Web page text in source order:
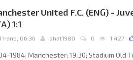
Walsh
United F.C. (ENG) -
1:1
11-апр, 06:36 shat1980 0 1 427
1984; Manchester; 19:30; Stadium Old